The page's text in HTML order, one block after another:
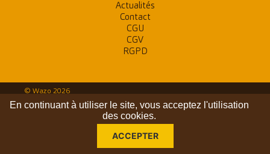
Actualités
Contact
CGU
CGV
RGPD
© Wazo 2026
En continuant à utiliser le site, vous acceptez l'utilisation
des cookies.
ACCEPTER